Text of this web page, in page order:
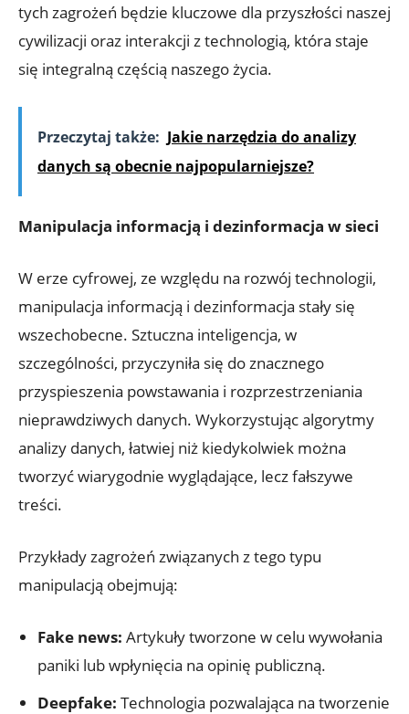
tych zagrożeń będzie kluczowe dla przyszłości naszej
cywilizacji oraz interakcji z ‍technologią, która staje⁣
się integralną częścią⁢ naszego życia.
Przeczytaj także: Jakie narzędzia do analizy
danych są obecnie najpopularniejsze?
Manipulacja informacją i dezinformacja w sieci
W erze⁤ cyfrowej, ze względu na rozwój ⁤technologii,
manipulacja informacją i dezinformacja stały się
wszechobecne. ⁢Sztuczna⁢ inteligencja, w
szczególności, przyczyniła się do znacznego
przyspieszenia ‍powstawania i⁢ rozprzestrzeniania
nieprawdziwych danych. Wykorzystując algorytmy
analizy danych, łatwiej niż kiedykolwiek można
tworzyć wiarygodnie wyglądające, ⁤lecz fałszywe
treści.
Przykłady zagrożeń związanych z tego typu
manipulacją obejmują:
Fake‌ news: Artykuły ​tworzone w celu wywołania
paniki lub wpłynięcia na opinię publiczną.
Deepfake: ⁢Technologia pozwalająca na tworzenie